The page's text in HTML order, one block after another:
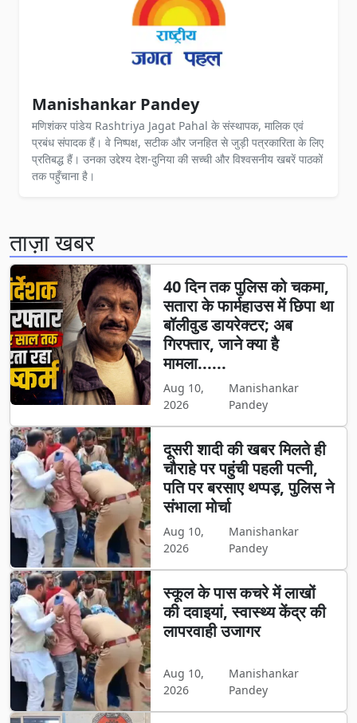
Manishankar Pandey
मणिशंकर पांडेय Rashtriya Jagat Pahal के संस्थापक, मालिक एवं
प्रबंध संपादक हैं। वे निष्पक्ष, सटीक और जनहित से जुड़ी पत्रकारिता के लिए
प्रतिबद्ध हैं। उनका उद्देश्य देश-दुनिया की सच्ची और विश्वसनीय खबरें पाठकों
तक पहुँचाना है।
ताज़ा खबर
40 दिन तक पुलिस को चकमा,
सतारा के फार्महाउस में छिपा था
बॉलीवुड डायरेक्टर; अब
गिरफ्तार, जाने क्या है
मामला......
Aug 10,
2026
Manishankar
Pandey
दूसरी शादी की खबर मिलते ही
चौराहे पर पहुंची पहली पत्नी,
पति पर बरसाए थप्पड़, पुलिस ने
संभाला मोर्चा
Aug 10,
2026
Manishankar
Pandey
स्कूल के पास कचरे में लाखों
की दवाइयां, स्वास्थ्य केंद्र की
लापरवाही उजागर
Aug 10,
2026
Manishankar
Pandey